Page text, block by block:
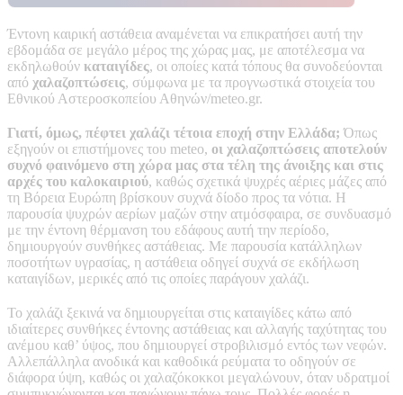
Έντονη καιρική αστάθεια αναμένεται να επικρατήσει αυτή την
εβδομάδα σε μεγάλο μέρος της χώρας μας, με αποτέλεσμα να
εκδηλωθούν καταιγίδες, οι οποίες κατά τόπους θα συνοδεύονται
από χαλαζοπτώσεις, σύμφωνα με τα προγνωστικά στοιχεία του
Εθνικού Αστεροσκοπείου Αθηνών/meteo.gr.
Γιατί, όμως, πέφτει χαλάζι τέτοια εποχή στην Ελλάδα; Όπως
εξηγούν οι επιστήμονες του meteo, οι χαλαζοπτώσεις αποτελούν
συχνό φαινόμενο στη χώρα μας στα τέλη της άνοιξης και στις
αρχές του καλοκαιριού, καθώς σχετικά ψυχρές αέριες μάζες από
τη Βόρεια Ευρώπη βρίσκουν συχνά δίοδο προς τα νότια. Η
παρουσία ψυχρών αερίων μαζών στην ατμόσφαιρα, σε συνδυασμό
με την έντονη θέρμανση του εδάφους αυτή την περίοδο,
δημιουργούν συνθήκες αστάθειας. Με παρουσία κατάλληλων
ποσοτήτων υγρασίας, η αστάθεια οδηγεί συχνά σε εκδήλωση
καταιγίδων, μερικές από τις οποίες παράγουν χαλάζι.
Το χαλάζι ξεκινά να δημιουργείται στις καταιγίδες κάτω από
ιδιαίτερες συνθήκες έντονης αστάθειας και αλλαγής ταχύτητας του
ανέμου καθ’ ύψος, που δημιουργεί στροβιλισμό εντός των νεφών.
Aλλεπάλληλα ανοδικά και καθοδικά ρεύματα το οδηγούν σε
διάφορα ύψη, καθώς οι χαλαζόκοκκοι μεγαλώνουν, όταν υδρατμοί